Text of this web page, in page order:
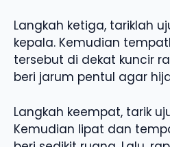
Langkah ketiga, tariklah
kepala. Kemudian
tersebut di dekat kuncir
beri jarum pentul agar
Langkah keempat, tarik
Kemudian lipat dan